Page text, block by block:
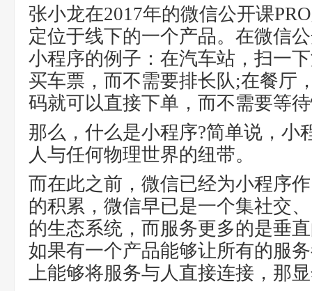
张小龙在2017年的微信公开课
定位于线下的一个产品。在微信
小程序的例子：在汽车站，扫一
买车票，而不需要排长队;在餐厅
码就可以直接下单，而不需要等
那么，什么是小程序?简单说，小
人与任何物理世界的纽带。
而在此之前，微信已经为小程序
的积累，微信早已是一个集社交
的生态系统，而服务更多的是垂
如果有一个产品能够让所有的服
上能够将服务与人直接连接，那